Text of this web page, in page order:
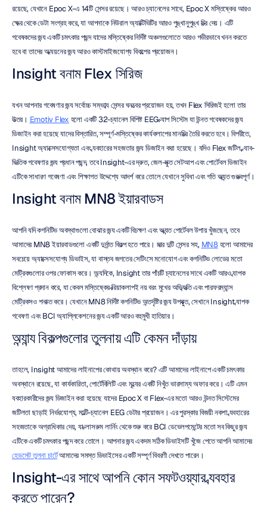
রয়েছে, যেখানে Epoc X-এ 14টি সেন্সর রয়েছে। আরও চ্যানেলের সাথে, Epoc X মস্তিষ্কের আরও
ক্ষেত্র থেকে ডেটা সংগ্রহ করে, যা আপনাকে নিউরাল অ্যাক্টিভিটির আরও পুঙ্খানুপুঙ্খ চিত্র দেয়। এটি
গবেষকদের জন্য একটি চমৎকার পছন্দ যাদের মস্তিষ্কের নির্দিষ্ট অঞ্চলগুলোতে আরও গভীরভাবে খনন করতে
হবে বা তাদের অধ্যয়নের জন্য আরও কাস্টমাইজযোগ্য বিকল্পের প্রয়োজন।
Insight বনাম Flex সিরিজ
যখন আপনার গবেষণার জন্য সর্বোচ্চ সম্ভাব্য সেন্সর ঘনত্বের প্রয়োজন হয়, তখন Flex সিরিজই হলো তার
উত্তর। Emotiv Flex হলো একটি 32-চ্যানেল বিশিষ্ট EEG ক্যাপ সিস্টেম যা উন্নত গবেষকদের জন্য
ডিজাইন করা হয়েছে যাদের বিস্তারিত, সম্পূর্ণ-মস্তিষ্কের কার্যকলাপের মানচিত্র তৈরি করতে হবে। বিপরীতে,
Insight অ্যাক্সেসযোগ্যতা এবং ব্যবহারের সহজতার জন্য ডিজাইন করা হয়েছে। যদিও Flex জটিল, ল্যাব-
ভিত্তিক গবেষণার জন্য প্রধান পছন্দ, তবে Insight-এর দ্রুত, জেল-মুক্ত সেটআপ এবং পোর্টেবল ডিজাইন
এটিকে সাধারণ গবেষণা এবং শিক্ষাগত উদ্দেশ্যে আদর্শ করে তোলে যেখানে সুবিধা এবং গতি অত্যন্ত গুরুত্বপূর্ণ।
Insight বনাম MN8 ইয়ারবাডস
আপনি যদি কগনিটিভ অবস্থাগুলো বোঝার জন্য একটি বিচক্ষণ এবং অত্যন্ত পোর্টেবল উপায় খুঁজছেন, তবে
আমাদের MN8 ইয়ারবাডগুলো একটি দুর্দান্ত বিকল্প হতে পারে। মাত্র দুটি সেন্সর সহ, MN8 হলো আমাদের
সবচেয়ে অ্যাক্সেসযোগ্য ডিভাইস, যা বাস্তব জগতের সেটিংসে মনোযোগ এবং কগনিটিভ লোডের মতো
মেট্রিকগুলোর ওপর ফোকাস করে। অন্যদিকে, Insight তার পাঁচটি চ্যানেলের সাথে একটি আরও ব্যাপক
বিশ্লেষণ প্রদান করে, যা কেবল মস্তিষ্কের ক্রিয়াকলাপই নয় বরং মুখের অভিব্যক্তি এবং পারফরম্যান্স
মেট্রিকসও শনাক্ত করে। যেখানে MN8 নির্দিষ্ট কগনিটিভ অন্তর্দৃষ্টির জন্য উপযুক্ত, সেখানে Insight ব্যাপক
গবেষণা এবং BCI অ্যাপ্লিকেশনের জন্য একটি আরও বহুমুখী হাতিয়ার।
অন্যান্য বিকল্পগুলোর তুলনায় এটি কেমন দাঁড়ায়
তাহলে, Insight আমাদের লাইনাপের কোথায় অবস্থান করে? এটি আমাদের লাইনাপে একটি চমৎকার
অবস্থানে রয়েছে, যা কার্যকারিতা, পোর্টেবিলিটি এবং মূল্যের একটি নিখুঁত ভারসাম্য অফার করে। এটি এমন
ব্যবহারকারীদের জন্য ডিজাইন করা হয়েছে যাদের Epoc X বা Flex-এর মতো আরও উন্নত সিস্টেমের
জটিলতা ছাড়াই নির্ভরযোগ্য, মাল্টি-চ্যানেল EEG ডেটার প্রয়োজন। এর পুরস্কার বিজয়ী নকশা ব্যবহারের
সহজতাকে অগ্রাধিকার দেয়, যা ক্লাসরুম লার্নিং থেকে শুরু করে BCI ডেভেলপমেন্টের মতো সব কিছুর জন্য
হেডসেট তুলনা চার্টে আমাদের সমস্ত ডিভাইসের একটি সম্পূর্ণ বিবরণী দেখতে পারেন।
Insight-এর সাথে আপনি কোন সফটওয়্যার ব্যবহার
করতে পারেন?